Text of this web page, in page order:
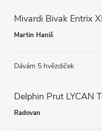
Mivardi Bivak Entrix
Martin Haniš
Dávám 5 hvězdiček
Radovan